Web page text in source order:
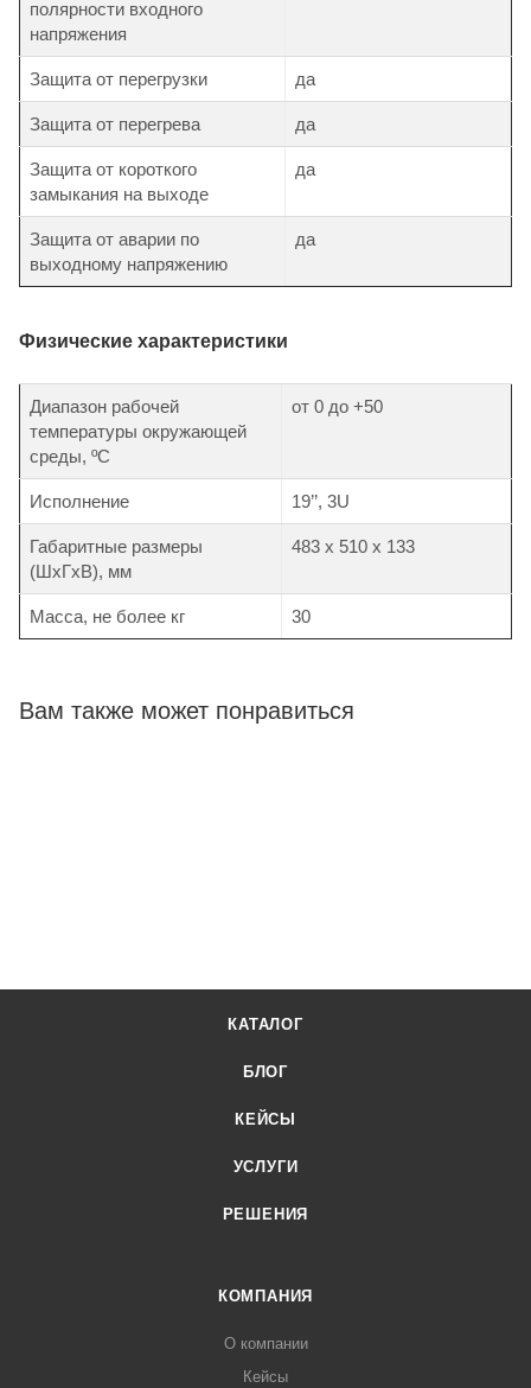
полярности входного
напряжения
Защита от перегрузки да
Защита от перегрева да
Защита от короткого
замыкания на выходе
да
Защита от аварии по
выходному напряжению
да
Физические характеристики
Диапазон рабочей
температуры окружающей
среды, ºС
от 0 до +50
Исполнение 19’’, 3U
Габаритные размеры
(ШхГхВ), мм
483 х 510 х 133
Масса, не более кг 30
Вам также может понравиться
КАТАЛОГ
БЛОГ
КЕЙСЫ
УСЛУГИ
РЕШЕНИЯ
КОМПАНИЯ
О компании
Кейсы